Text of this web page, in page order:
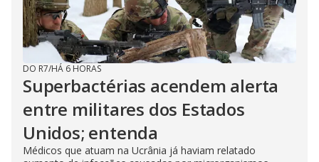
DO R7/HÁ 6 HORAS
Superbactérias acendem alerta
entre militares dos Estados
Unidos; entenda
Médicos que atuam na Ucrânia já haviam relatado